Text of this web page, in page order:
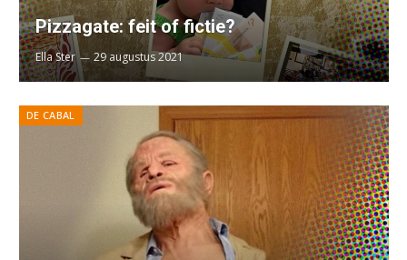
Pizzagate: feit of fictie?
Ella Ster 29 augustus 2021
DE CABAL